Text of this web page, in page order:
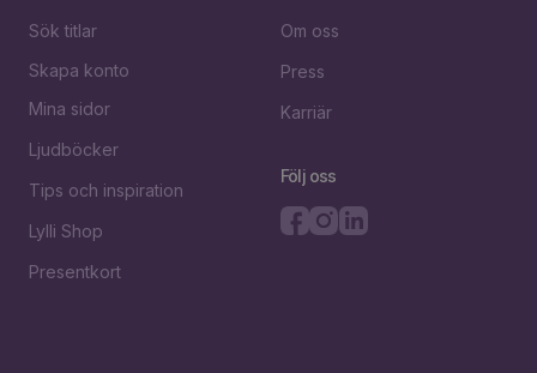
Sök titlar
Skapa konto
Mina sidor
Ljudböcker
Tips och inspiration
Lylli Shop
Presentkort
Om oss
Press
Karriär
Följ oss